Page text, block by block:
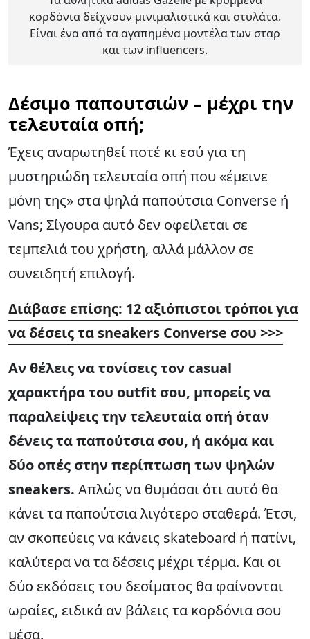
κορδόνια δείχνουν μινιμαλιστικά και στυλάτα.
Είναι ένα από τα αγαπημένα μοντέλα των σταρ
και των influencers.
Δέσιμο παπουτσιών – μέχρι την
τελευταία οπή;
Έχεις αναρωτηθεί ποτέ κι εσύ για τη
μυστηριώδη τελευταία οπή που «έμεινε
μόνη της» στα ψηλά παπούτσια Converse ή
Vans; Σίγουρα αυτό δεν οφείλεται σε
τεμπελιά του χρήστη, αλλά μάλλον σε
συνειδητή επιλογή.
Διάβασε επίσης: 12 αξιόπιστοι τρόποι για
να δέσεις τα sneakers Converse σου >>>
Αν θέλεις να τονίσεις τον casual
χαρακτήρα του outfit σου, μπορείς να
παραλείψεις την τελευταία οπή όταν
δένεις τα παπούτσια σου, ή ακόμα και
δύο οπές στην περίπτωση των ψηλών
sneakers. Απλώς να θυμάσαι ότι αυτό θα
κάνει τα παπούτσια λιγότερο σταθερά. Έτσι,
αν σκοπεύεις να κάνεις skateboard ή πατίνι,
καλύτερα να τα δέσεις μέχρι τέρμα. Και οι
δύο εκδόσεις του δεσίματος θα φαίνονται
ωραίες, ειδικά αν βάλεις τα κορδόνια σου
μέσα.